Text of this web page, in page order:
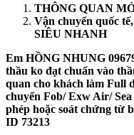
THÔNG QUAN
Vận chuyển quốc
SIÊU NHANH
Em HỒNG NHUNG
thầu ko đạt chuẩn vào
quan cho khách làm Full
chuyển Fob/ Exw Air/
phép hoặc soát chứng từ
ID 73213